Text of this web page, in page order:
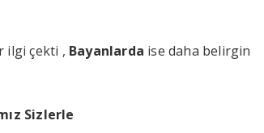
ilgi çekti , Bayanlarda ise daha belirgin
Sizlerle